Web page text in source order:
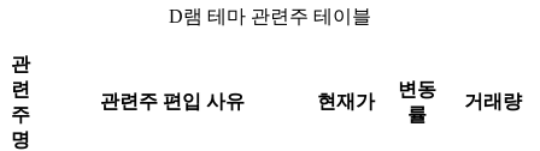
D램 테마 관련주 테이블
관
련
주
명
관련주 편입 사유 현재가
변동
률
거래량